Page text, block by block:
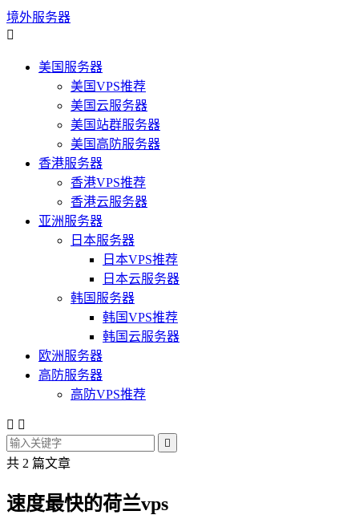
境外服务器

美国服务器
美国VPS推荐
美国云服务器
美国站群服务器
美国高防服务器
香港服务器
香港VPS推荐
香港云服务器
亚洲服务器
日本服务器
日本VPS推荐
日本云服务器
韩国服务器
韩国VPS推荐
韩国云服务器
欧洲服务器
高防服务器
高防VPS推荐
 

共 2 篇文章
速度最快的荷兰vps